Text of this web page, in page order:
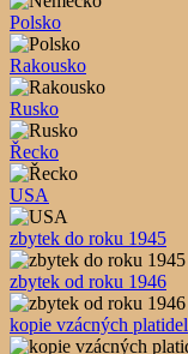
Polsko
Rakousko
Rusko
Řecko
USA
zbytek do roku 1945
zbytek od roku 1946
kopie vzácných platidel